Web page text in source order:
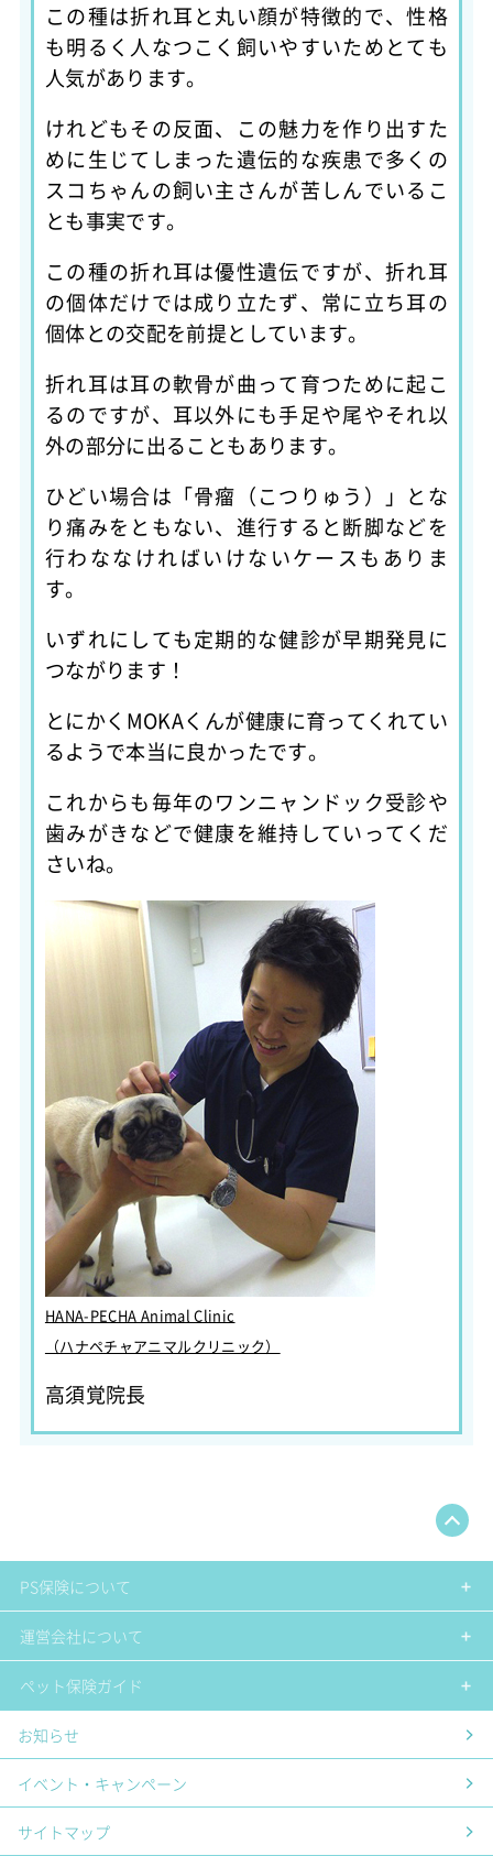
この種は折れ耳と丸い顔が特徴的で、性格
も明るく人なつこく飼いやすいためとても
人気があります。
けれどもその反面、この魅力を作り出すた
めに生じてしまった遺伝的な疾患で多くの
スコちゃんの飼い主さんが苦しんでいるこ
とも事実です。
この種の折れ耳は優性遺伝ですが、折れ耳
の個体だけでは成り立たず、常に立ち耳の
個体との交配を前提としています。
折れ耳は耳の軟骨が曲って育つために起こ
るのですが、耳以外にも手足や尾やそれ以
外の部分に出ることもあります。
ひどい場合は「骨瘤（こつりゅう）」とな
り痛みをともない、進行すると断脚などを
行わななければいけないケースもありま
す。
いずれにしても定期的な健診が早期発見に
つながります！
とにかくMOKAくんが健康に育ってくれてい
るようで本当に良かったです。
これからも毎年のワンニャンドック受診や
歯みがきなどで健康を維持していってくだ
さいね。
HANA-PECHA Animal Clinic
（ハナペチャアニマルクリニック）
高須覚院長
PS保険について
運営会社について
ペット保険ガイド
お知らせ
イベント・キャンペーン
サイトマップ